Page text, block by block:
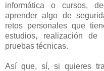
informática o cursos,
aprender algo de
retos personales que
estudios, realización de
pruebas técnicas.
Así que, sí, si quieres